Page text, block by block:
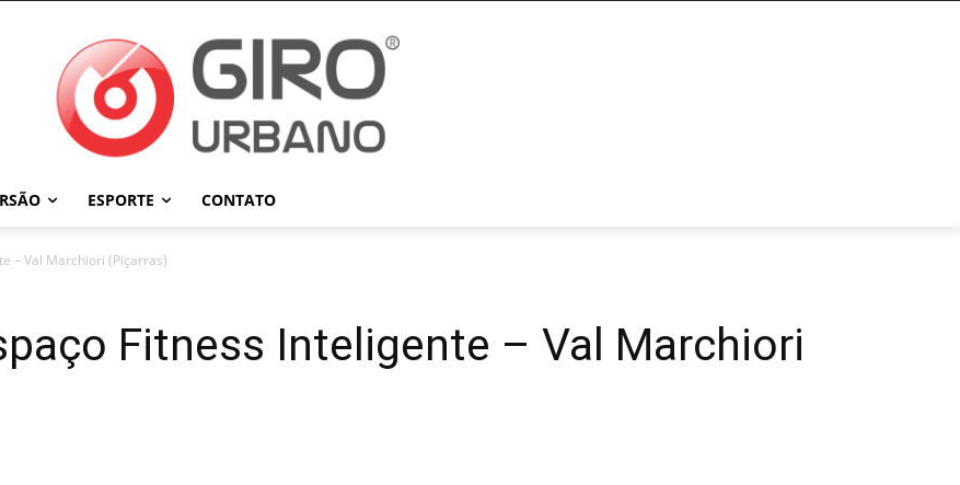
ESPORTE CONTATO
– Val Marchiori (Piçarras)
Fitness Inteligente – Val Marchiori